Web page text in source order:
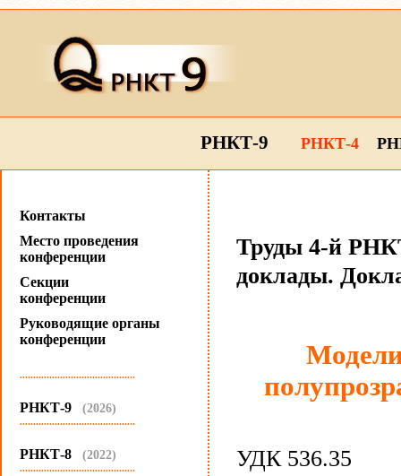
РНКТ-9 РНКТ-4
Контакты
Место проведения
конференции
Секции
конференции
Руководящие органы
конференции
...........................................
РНКТ-9 (2026)
...........................................
РНКТ-8 (2022)
...........................................
Труды 4-й
доклады.
УДК 536.35